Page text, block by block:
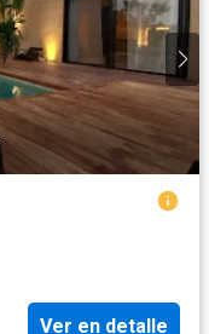
Ver en detalle